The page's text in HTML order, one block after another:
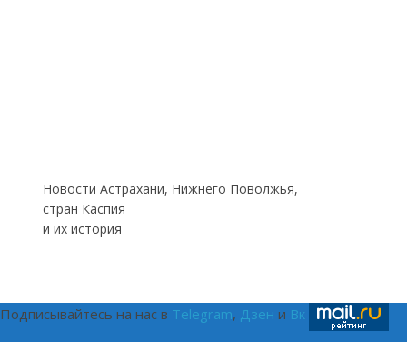
Новости Астрахани, Нижнего Поволжья,
стран Каспия
и их история
Подписывайтесь на нас в Telegram, Дзен и Вк